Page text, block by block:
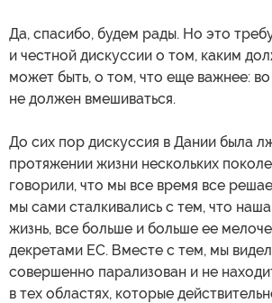
Да, спасибо, будем рады. Но это
и честной дискуссии о том, каким
может быть, о том, что еще важнее:
не должен вмешиваться.
До сих пор дискуссия в Дании была
протяжении жизни нескольких
говорили, что мы все время все
мы сами сталкивались с тем, что
жизнь, все больше и больше ее
декретами ЕС. Вместе с тем, мы
совершенно парализован и не
в тех областях, которые